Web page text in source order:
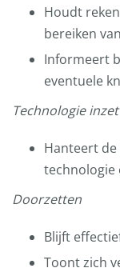
Houdt
bereiken
Informeert
eventuele
Technologie
Hanteert
technologie
Doorzetten
Blijft
Toont zich